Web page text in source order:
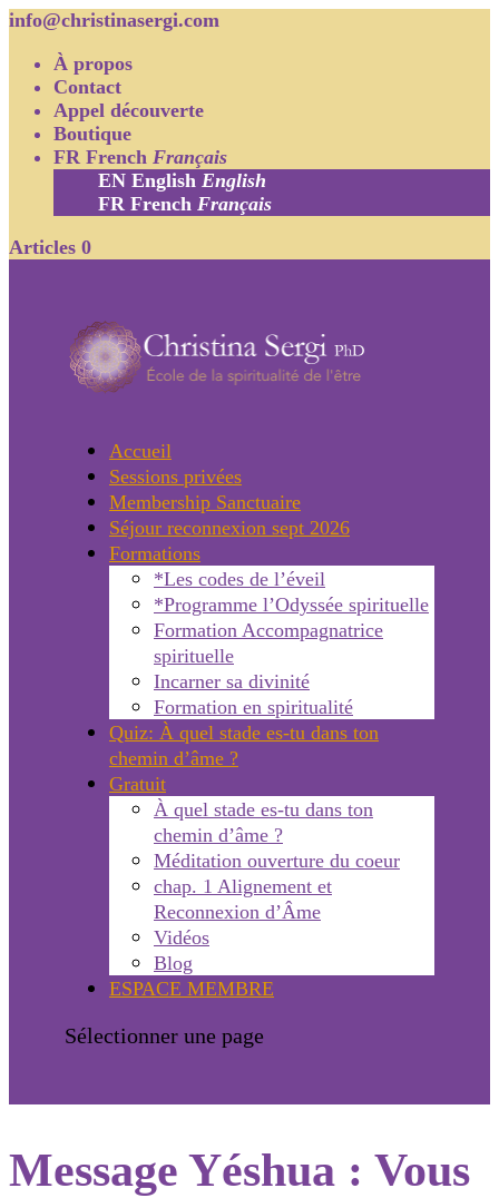
info@christinasergi.com
À propos
Contact
Appel découverte
Boutique
FR French Français
EN English English
FR French Français
Articles 0
Accueil
Sessions privées
Membership Sanctuaire
Séjour reconnexion sept 2026
Formations
*Les codes de l’éveil
*Programme l’Odyssée spirituelle
Formation Accompagnatrice
spirituelle
Incarner sa divinité
Formation en spiritualité
Quiz: À quel stade es-tu dans ton
chemin d’âme ?
Gratuit
À quel stade es-tu dans ton
chemin d’âme ?
Méditation ouverture du coeur
chap. 1 Alignement et
Reconnexion d’Âme
Vidéos
Blog
ESPACE MEMBRE
Sélectionner une page
Message Yéshua : Vous